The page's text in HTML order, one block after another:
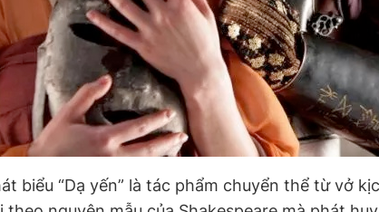
biểu “Dạ yến” là tác phẩm chuyển thể từ vở